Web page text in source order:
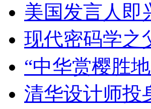
美国发言人即
现代密码学
“中华赏樱胜
清华设计师投